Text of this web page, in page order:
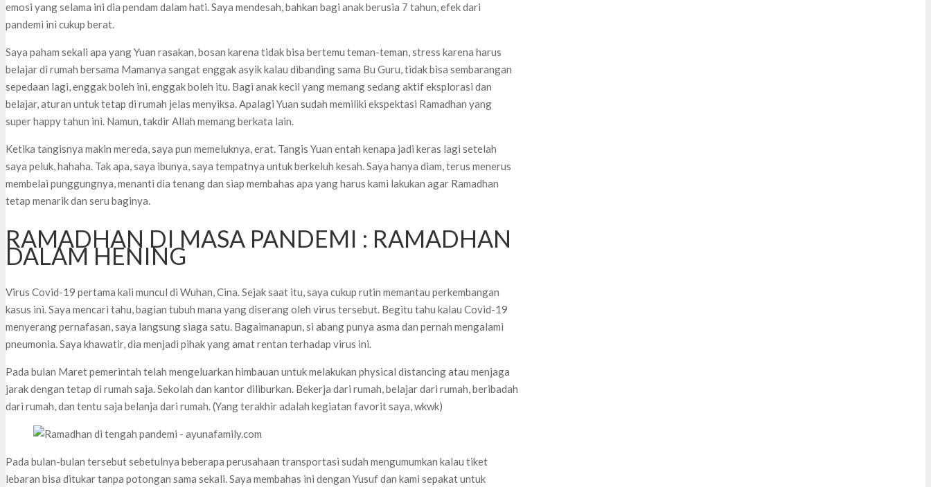
emosi yang selama ini dia pendam dalam hati. Saya mendesah, bahkan bagi anak berusia 7 tahun, efek dari
pandemi ini cukup berat.
Saya paham sekali apa yang Yuan rasakan, bosan karena tidak bisa bertemu teman-teman, stress karena harus
belajar di rumah bersama Mamanya sangat enggak asyik kalau dibanding sama Bu Guru, tidak bisa sembarangan
sepedaan lagi, enggak boleh ini, enggak boleh itu. Bagi anak kecil yang memang sedang aktif eksplorasi dan
belajar, aturan untuk tetap di rumah jelas menyiksa. Apalagi Yuan sudah memiliki ekspektasi Ramadhan yang
super happy tahun ini. Namun, takdir Allah memang berkata lain.
Ketika tangisnya makin mereda, saya pun memeluknya, erat. Tangis Yuan entah kenapa jadi keras lagi setelah
saya peluk, hahaha. Tak apa, saya ibunya, saya tempatnya untuk berkeluh kesah. Saya hanya diam, terus menerus
membelai punggungnya, menanti dia tenang dan siap membahas apa yang harus kami lakukan agar Ramadhan
tetap menarik dan seru baginya.
RAMADHAN DI MASA PANDEMI : RAMADHAN
DALAM HENING
Virus Covid-19 pertama kali muncul di Wuhan, Cina. Sejak saat itu, saya cukup rutin memantau perkembangan
kasus ini. Saya mencari tahu, bagian tubuh mana yang diserang oleh virus tersebut. Begitu tahu kalau Covid-19
menyerang pernafasan, saya langsung siaga satu. Bagaimanapun, si abang punya asma dan pernah mengalami
pneumonia. Saya khawatir, dia menjadi pihak yang amat rentan terhadap virus ini.
Pada bulan Maret pemerintah telah mengeluarkan himbauan untuk melakukan physical distancing atau menjaga
jarak dengan tetap di rumah saja. Sekolah dan kantor diliburkan. Bekerja dari rumah, belajar dari rumah, beribadah
dari rumah, dan tentu saja belanja dari rumah. (Yang terakhir adalah kegiatan favorit saya, wkwk)
Pada bulan-bulan tersebut sebetulnya beberapa perusahaan transportasi sudah mengumumkan kalau tiket
lebaran bisa ditukar tanpa potongan sama sekali. Saya membahas ini dengan Yusuf dan kami sepakat untuk